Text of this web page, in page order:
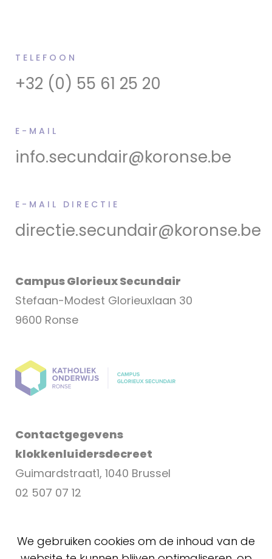
TELEFOON
+32 (0) 55 61 25 20
E-MAIL
info.secundair@koronse.be
E-MAIL DIRECTIE
directie.secundair@koronse.be
Campus Glorieux Secundair
Stefaan-Modest Glorieuxlaan 30
9600 Ronse
Contactgegevens
klokkenluidersdecreet
Guimardstraat1, 1040 Brussel
02 507 07 12
We gebruiken cookies om de inhoud van de